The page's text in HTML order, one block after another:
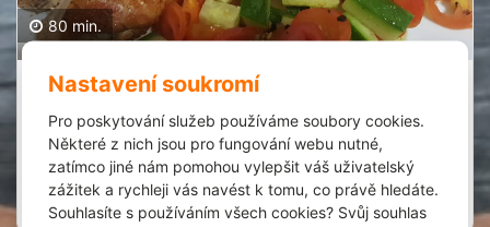
Nastavení soukromí
Pro poskytování služeb používáme soubory cookies.
Některé z nich jsou pro fungování webu nutné,
zatímco jiné nám pomohou vylepšit váš uživatelský
zážitek a rychleji vás navést k tomu, co právě hledáte.
Souhlasíte s používáním všech cookies? Svůj souhlas
80 min.
Voňavé kuřecí paličky
Denisa Kronusová
24.1.2022
Extrémně jednoduchý a rychlý!
Zobrazit recept Spork it